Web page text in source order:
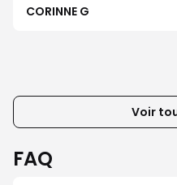
coordonnées du titulaire.
n’aurait plus la main sur
ligne ! Un comble Il y a
de mon mari décédé il y a
ressort encore sur mon
client puisque j’ai une
CORINNE G
Voir
FAQ